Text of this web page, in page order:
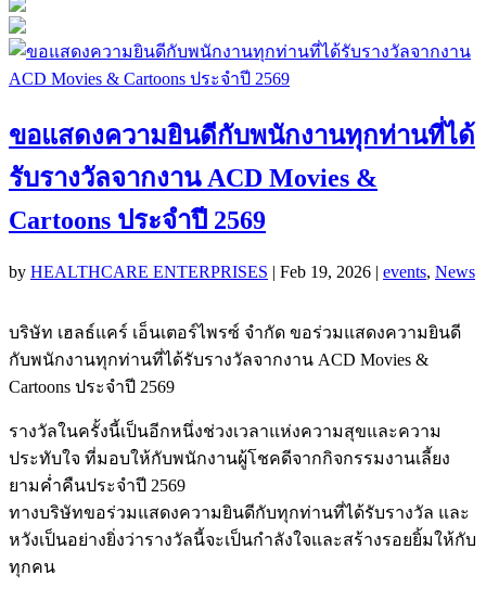
ขอแสดงความยินดีกับพนักงานทุกท่านที่ได้
รับรางวัลจากงาน ACD Movies &
Cartoons ประจำปี 2569
by HEALTHCARE ENTERPRISES | Feb 19, 2026 | events, News
บริษัท เฮลธ์แคร์ เอ็นเตอร์ไพรซ์ จำกัด ขอร่วมแสดงความยินดี
กับพนักงานทุกท่านที่ได้รับรางวัลจากงาน ACD Movies &
Cartoons ประจำปี 2569
รางวัลในครั้งนี้เป็นอีกหนึ่งช่วงเวลาแห่งความสุขและความ
ประทับใจ ที่มอบให้กับพนักงานผู้โชคดีจากกิจกรรมงานเลี้ยง
ยามค่ำคืนประจำปี 2569
ทางบริษัทขอร่วมแสดงความยินดีกับทุกท่านที่ได้รับรางวัล และ
หวังเป็นอย่างยิ่งว่ารางวัลนี้จะเป็นกำลังใจและสร้างรอยยิ้มให้กับ
ทุกคน